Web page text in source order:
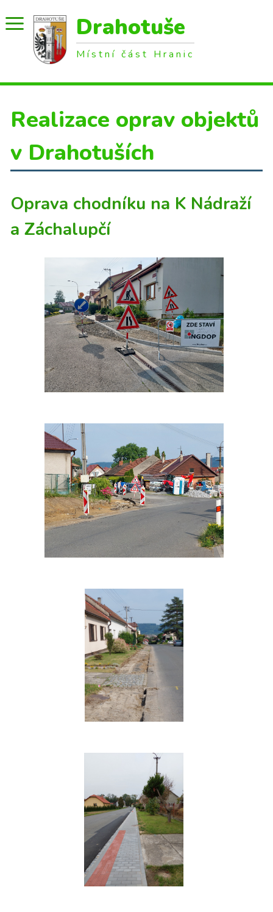
Drahotuše
Místní část Hranic
Realizace oprav objektů
v Drahotuších
Oprava chodníku na K Nádraží
a Záchalupčí